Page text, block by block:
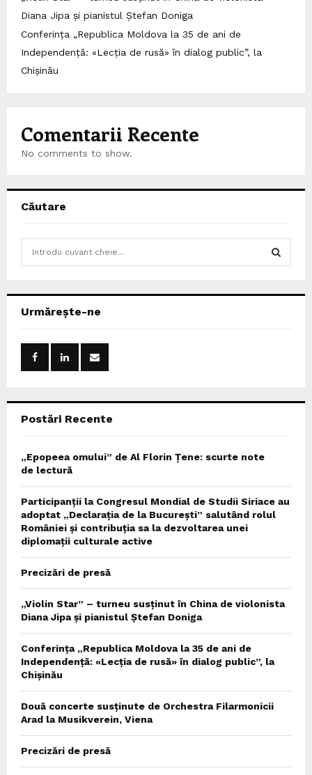
Diana Jipa și pianistul Ștefan Doniga
Conferința „Republica Moldova la 35 de ani de
Independență: «Lecția de rusă» în dialog public”, la
Chișinău
Comentarii Recente
No comments to show.
Căutare
h
Urmărește-ne
Postări Recente
„Epopeea omului” de Al Florin Țene: scurte note
de lectură
Participanții la Congresul Mondial de Studii Siriace au
adoptat „Declarația de la București” salutând rolul
României și contribuția sa la dezvoltarea unei
diplomații culturale active
Precizări de presă
„Violin Star” – turneu susținut în China de violonista
Diana Jipa și pianistul Ștefan Doniga
Conferința „Republica Moldova la 35 de ani de
Independență: «Lecția de rusă» în dialog public”, la
Chișinău
Două concerte susținute de Orchestra Filarmonicii
Arad la Musikverein, Viena
Precizări de presă